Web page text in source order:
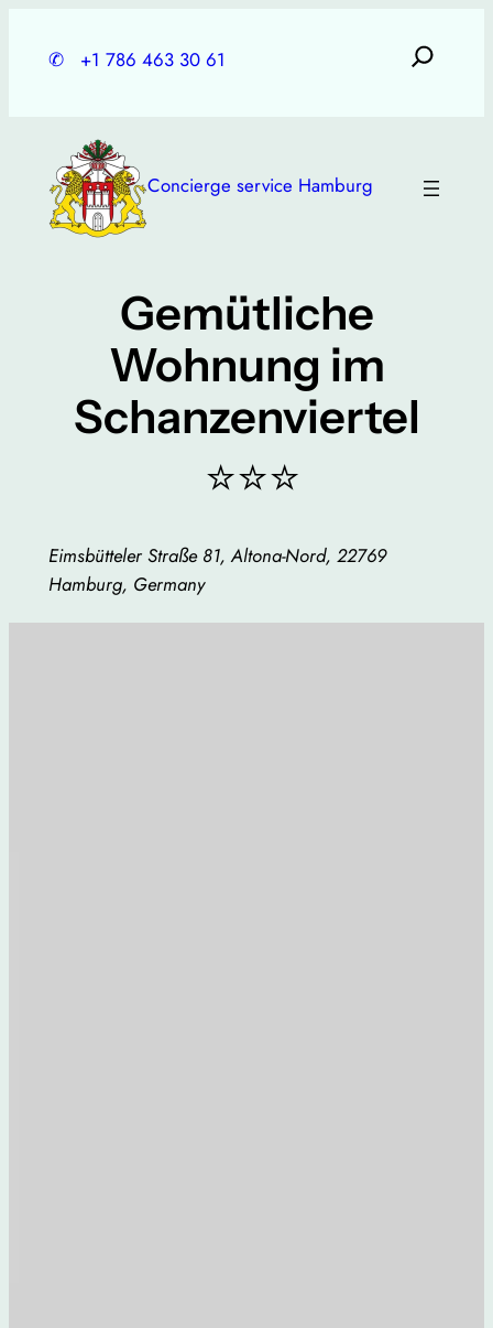
✆ +1 786 463 30 61
Concierge service Hamburg
Gemütliche
Wohnung im
Schanzenviertel
⭐⭐⭐
Eimsbütteler Straße 81, Altona-Nord, 22769
Hamburg, Germany